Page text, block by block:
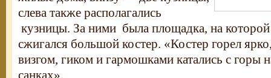
слева также располагались
кузницы. За ними была площадка, на
сжигался большой костер. «Костер горел
визгом, гиком и гармошками катались с горы
санках».